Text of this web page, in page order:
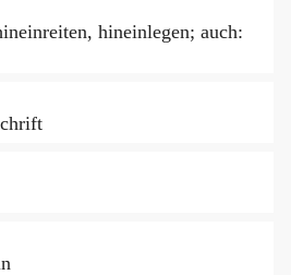
hineinlegen; auch: